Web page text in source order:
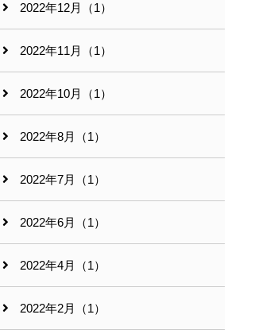
2022年12月（1）
2022年11月（1）
2022年10月（1）
2022年8月（1）
2022年7月（1）
2022年6月（1）
2022年4月（1）
2022年2月（1）